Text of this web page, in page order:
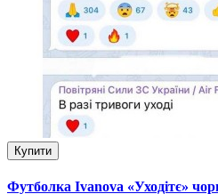
Купити
Футболка Ivanova «Уходітє»